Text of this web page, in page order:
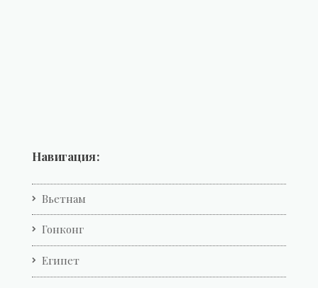
Навигация:
Вьетнам
Гонконг
Египет